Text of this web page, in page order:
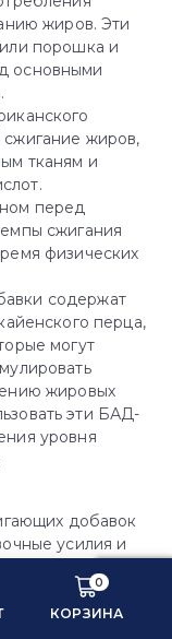
жиров. Эти
порошка и
основными
жиров,
тканям и
перед
сжигания
физических
содержат
перца,
могут
жировых
эти БАД-
уровня
добавок
усилия и
0
КОРЗИНА